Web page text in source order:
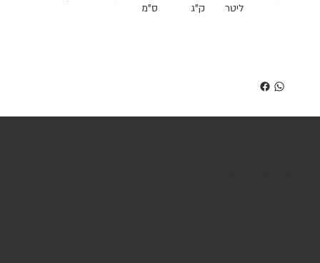
ליטר
ק"ג
ס"מ